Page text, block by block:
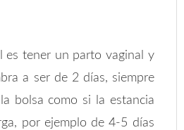
es tener un parto vaginal y
a ser de 2 días, siempre
bolsa como si la estancia
por ejemplo de 4-5 días